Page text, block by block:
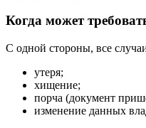
Когда может
С одной стороны, все
утеря;
хищение;
порча (документ
изменение данных